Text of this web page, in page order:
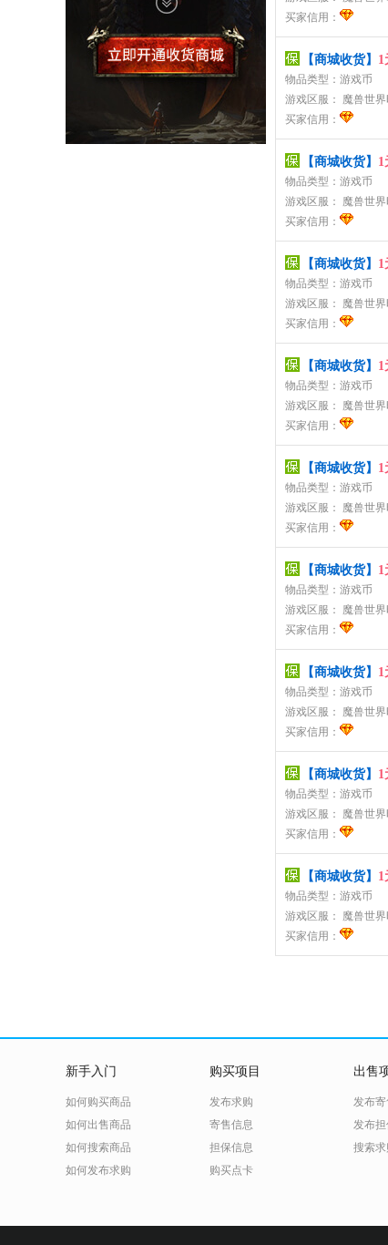
买家信用：
【商城收货】 1
物品类型：游戏币
游戏区服： 魔兽世
买家信用：
【商城收货】 1
物品类型：游戏币
游戏区服： 魔兽世
买家信用：
【商城收货】 1
物品类型：游戏币
游戏区服： 魔兽世
买家信用：
【商城收货】 1
物品类型：游戏币
游戏区服： 魔兽世
买家信用：
【商城收货】 1
物品类型：游戏币
游戏区服： 魔兽世
买家信用：
【商城收货】 1
物品类型：游戏币
游戏区服： 魔兽世
买家信用：
【商城收货】 1
物品类型：游戏币
游戏区服： 魔兽世
买家信用：
【商城收货】 1
物品类型：游戏币
游戏区服： 魔兽世
买家信用：
【商城收货】 1
物品类型：游戏币
游戏区服： 魔兽世
买家信用：
新手入门
如何购买商品
如何出售商品
如何搜索商品
如何发布求购
购买项目
发布求购
寄售信息
担保信息
购买点卡
出售
发布
发布
搜索